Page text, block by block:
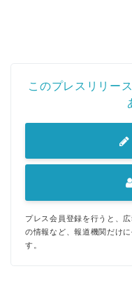
このプレスリリー
プレス会員登録を行うと、
の情報など、報道機関だけ
す。